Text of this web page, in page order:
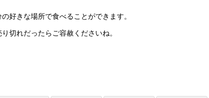
好きな場所で食べることができます。
切れだったらご容赦くださいね。